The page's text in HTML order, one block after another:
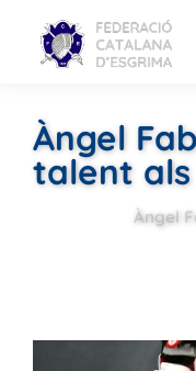
Àngel
talent als
Àngel